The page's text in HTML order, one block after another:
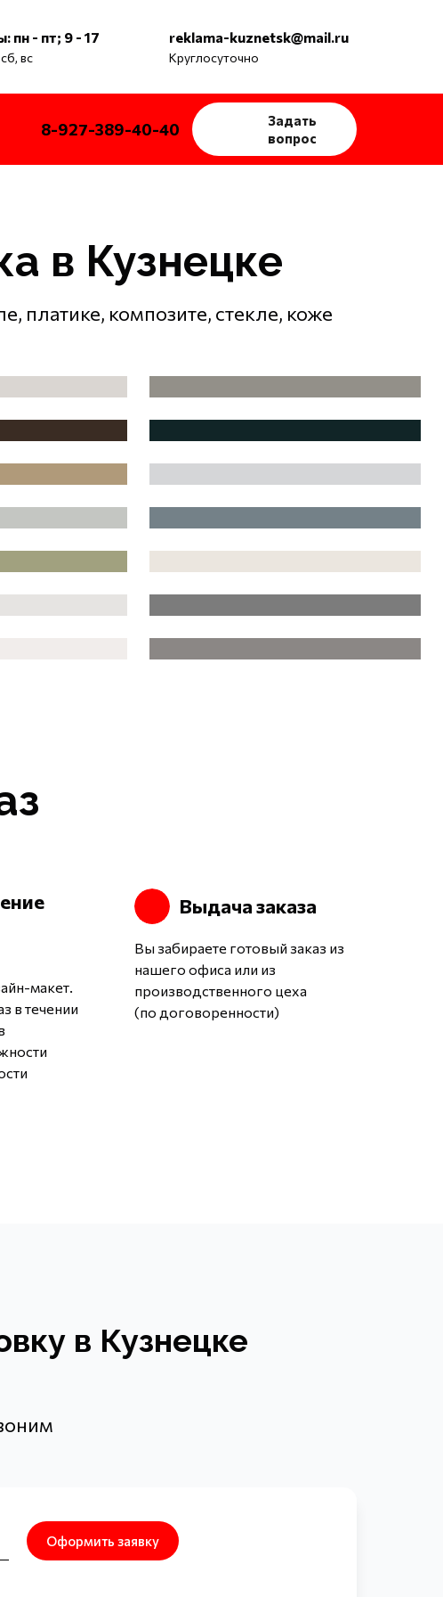
пн - пт; 9 - 17
вс
reklama-kuznetsk@mail.ru
Круглосуточно
8-927-389-40-40
Задать
вопрос
в Кузнецке
платике, композите, стекле, коже
макет.
в течении
Выдача заказа
Вы забираете готовый заказ из
нашего офиса или из
производственного цеха
(по договоренности)
в Кузнецке
Оформить заявку